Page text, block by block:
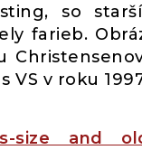
so
farieb.
VS v roku
size and